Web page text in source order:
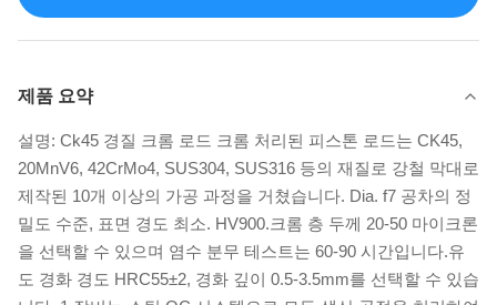
제품 요약
설명: Ck45 경질 크롬 로드 크롬 처리된 피스톤 로드는 CK45,
20MnV6, 42CrMo4, SUS304, SUS316 등의 재질로 강철 막대로
제작된 10개 이상의 가공 과정을 거쳤습니다. Dia. f7 공차의 정
밀도 수준, 표면 경도 최소. HV900.크롬 층 두께 20-50 마이크론
을 선택할 수 있으며 염수 분무 테스트는 60-90 시간입니다.유
도 경화 경도 HRC55±2, 경화 깊이 0.5-3.5mm를 선택할 수 있습